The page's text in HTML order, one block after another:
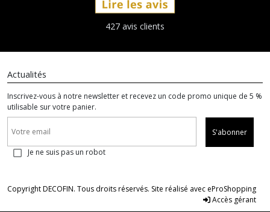
427 avis clients
Actualités
Inscrivez-vous à notre newsletter et recevez un code promo unique de 5 %
utilisable sur votre panier.
S'abonner
Je ne suis pas un robot
Copyright DECOFIN. Tous droits réservés. Site réalisé avec eProShopping
Accès gérant